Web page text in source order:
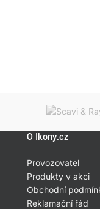
O Ikony.cz
Provozovatel
Produkty v akci
Obchodní
Reklamační řád